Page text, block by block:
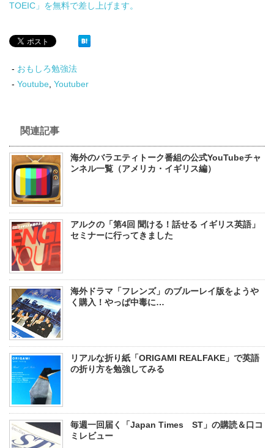
TOEIC」を無料で差し上げます。
- おもしろ勉強法
- Youtube, Youtuber
関連記事
海外のバラエティトーク番組の公式YouTubeチャ
ンネル一覧（アメリカ・イギリス編）
アルクの「第4回 聞ける！話せる イギリス英語」
セミナーに行ってきました
海外ドラマ「フレンズ」のブルーレイ版をようや
く購入！やっぱ中毒に…
リアルな折り紙「ORIGAMI REALFAKE」で英語
の折り方を勉強してみる
毎週一回届く「Japan Times ST」の購読＆口コ
ミレビュー